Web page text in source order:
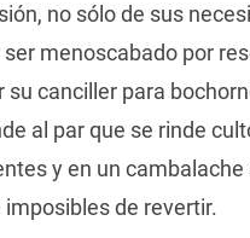
no sólo de sus
menoscabado por
canciller para
al par que se rinde
y en un
de revertir.